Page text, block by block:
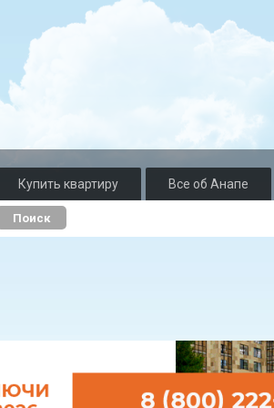
Поиск
Купить квартиру Все об Анапе